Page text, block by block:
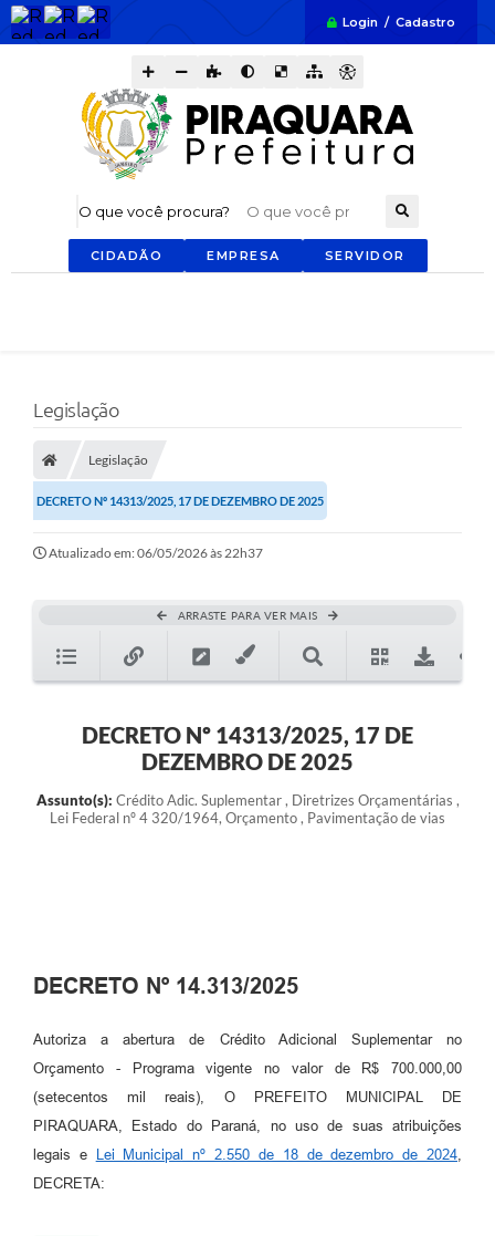
Login / Cadastro
O que você procura?
CIDADÃO EMPRESA SERVIDOR
Legislação
Legislação
DECRETO Nº 14313/2025, 17 DE DEZEMBRO DE 2025
Atualizado em: 06/05/2026 às 22h37
ARRASTE PARA VER MAIS
DECRETO Nº 14313/2025, 17 DE
DEZEMBRO DE 2025
Assunto(s): Crédito Adic. Suplementar , Diretrizes Orçamentárias ,
Lei Federal nº 4 320/1964, Orçamento , Pavimentação de vias
DECRETO Nº 14.313/2025
Autoriza a abertura de Crédito Adicional Suplementar no
Orçamento - Programa vigente no valor de R$ 700.000,00
(setecentos mil reais), O PREFEITO MUNICIPAL DE
PIRAQUARA, Estado do Paraná, no uso de suas atribuições
legais e
Lei Municipal nº 2.550 de 18 de dezembro de 2024,
DECRETA: